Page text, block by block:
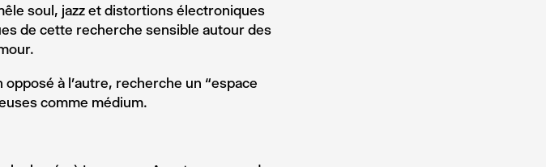
soul, jazz et distortions électroniques
de cette recherche sensible autour des
à l’autre, recherche un “espace
comme médium.